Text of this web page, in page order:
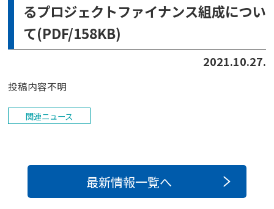
るプロジェクトファイナンス組成につい
て(PDF/158KB)
2021.10.27.
投稿内容不明
関連ニュース
最新情報一覧へ